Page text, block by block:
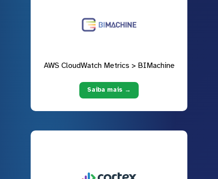
AWS CloudWatch Metrics > BIMachine
Saiba mais →